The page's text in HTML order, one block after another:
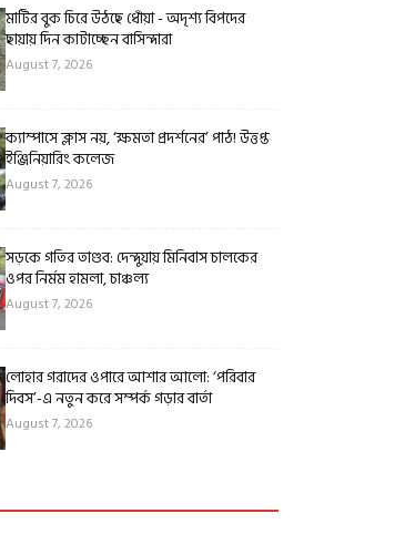
মাটির বুক চিরে উঠছে ধোঁয়া - অদৃশ্য বিপদের
ছায়ায় দিন কাটাচ্ছেন বাসিন্দারা
August 7, 2026
ক্যাম্পাসে ক্লাস নয়, ‘ক্ষমতা প্রদর্শনের’ পাঠ! উত্তপ্ত
ইঞ্জিনিয়ারিং কলেজ
August 7, 2026
সড়কে গতির তাণ্ডব: দেন্দুয়ায় মিনিবাস চালকের
ওপর নির্মম হামলা, চাঞ্চল্য
August 7, 2026
লোহার গরাদের ওপারে আশার আলো: ‘পরিবার
দিবস’-এ নতুন করে সম্পর্ক গড়ার বার্তা
August 7, 2026